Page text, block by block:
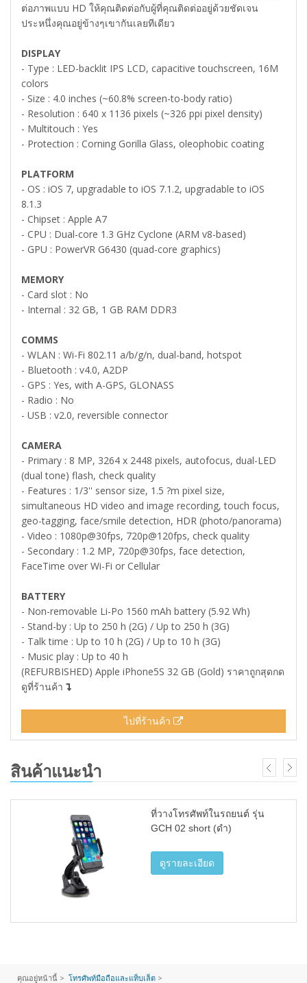
ต่อภาพแบบ HD ให้คุณติดต่อกับผู้ที่คุณติดต่ออยู่ด้วยชัดเจน
ประหนึ่งคุณอยู่ข้างๆเขากันเลยทีเดียว
DISPLAY
- Type : LED-backlit IPS LCD, capacitive touchscreen, 16M
colors
- Size : 4.0 inches (~60.8% screen-to-body ratio)
- Resolution : 640 x 1136 pixels (~326 ppi pixel density)
- Multitouch : Yes
- Protection : Corning Gorilla Glass, oleophobic coating
PLATFORM
- OS : iOS 7, upgradable to iOS 7.1.2, upgradable to iOS
8.1.3
- Chipset : Apple A7
- CPU : Dual-core 1.3 GHz Cyclone (ARM v8-based)
- GPU : PowerVR G6430 (quad-core graphics)
MEMORY
- Card slot : No
- Internal : 32 GB, 1 GB RAM DDR3
COMMS
- WLAN : Wi-Fi 802.11 a/b/g/n, dual-band, hotspot
- Bluetooth : v4.0, A2DP
- GPS : Yes, with A-GPS, GLONASS
- Radio : No
- USB : v2.0, reversible connector
CAMERA
- Primary : 8 MP, 3264 x 2448 pixels, autofocus, dual-LED
(dual tone) flash, check quality
- Features : 1/3'' sensor size, 1.5 ?m pixel size,
simultaneous HD video and image recording, touch focus,
geo-tagging, face/smile detection, HDR (photo/panorama)
- Video : 1080p@30fps, 720p@120fps, check quality
- Secondary : 1.2 MP, 720p@30fps, face detection,
FaceTime over Wi-Fi or Cellular
BATTERY
- Non-removable Li-Po 1560 mAh battery (5.92 Wh)
- Stand-by : Up to 250 h (2G) / Up to 250 h (3G)
- Talk time : Up to 10 h (2G) / Up to 10 h (3G)
- Music play : Up to 40 h
(REFURBISHED) Apple iPhone5S 32 GB (Gold) ราคาถูกสุดกด
ดูที่ร้านค้า
ไปที่ร้านค้า
สินค้าแนะนำ
ที่วางโทรศัพท์ในรถยนต์ รุ่น
GCH 02 short (ดำ)
ดูรายละเอียด
คุณอยู่หน้านี้ > โทรศัพท์มือถือและแท็บเล็ต >